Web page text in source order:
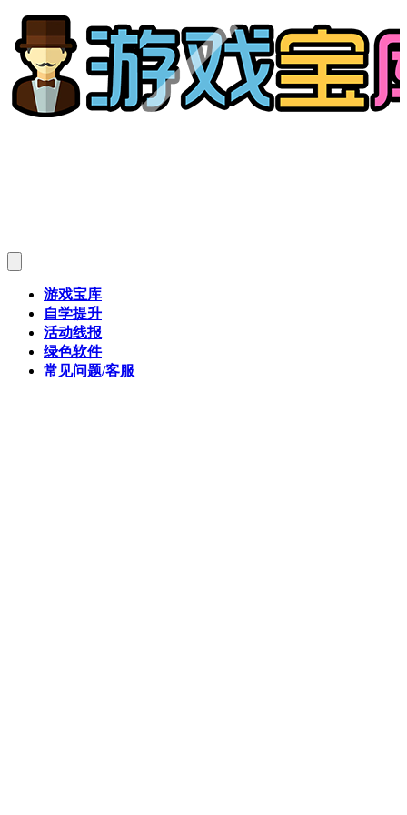
游戏宝库
自学提升
活动线报
绿色软件
常见问题/客服